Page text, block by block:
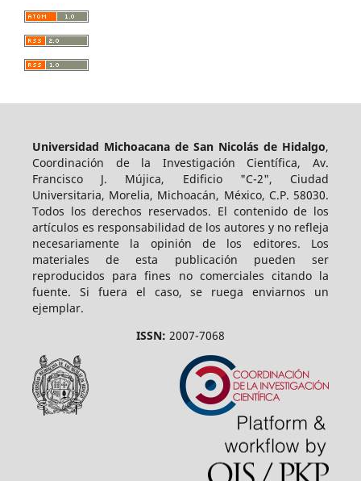
Universidad Michoacana de San Nicolás de Hidalgo,
Coordinación de la Investigación Científica, Av.
Francisco J. Mújica, Edificio "C-2", Ciudad
Universitaria, Morelia, Michoacán, México, C.P. 58030.
Todos los derechos reservados. El contenido de los
artículos es responsabilidad de los autores y no refleja
necesariamente la opinión de los editores. Los
materiales de esta publicación pueden ser
reproducidos para fines no comerciales citando la
fuente. Si fuera el caso, se ruega enviarnos un
ejemplar.
ISSN: 2007-7068